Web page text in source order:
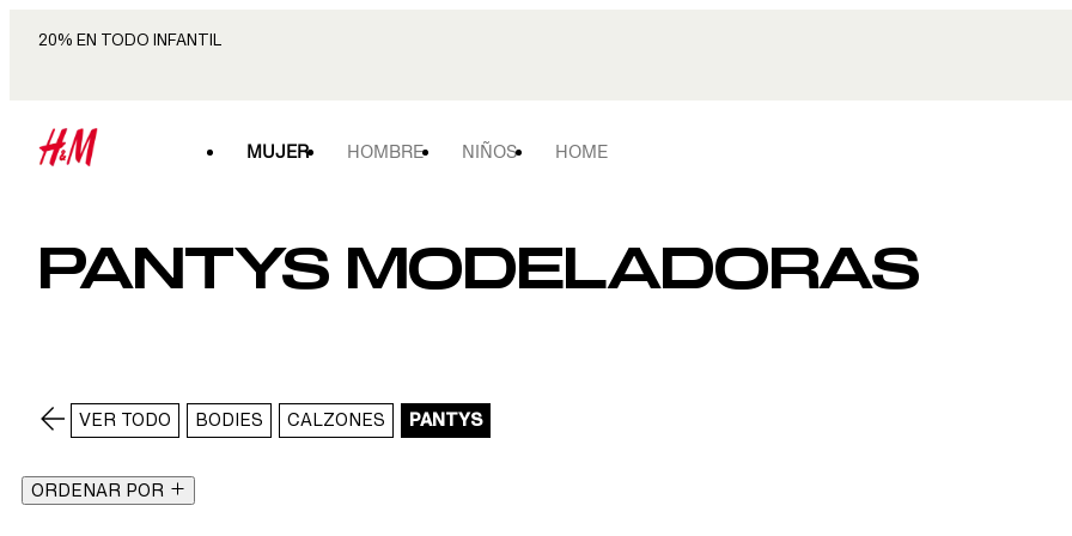
20% EN TODO INFANTIL
MUJER HOMBRE NIÑOS HOME
PANTYS MODELADORAS
VER TODO BODIES CALZONES PANTYS
ORDENAR POR